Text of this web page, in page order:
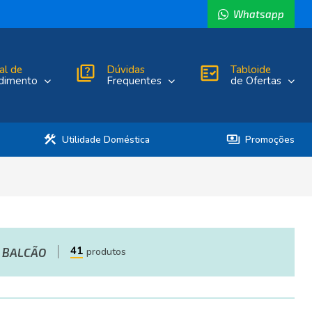
Whatsapp
de
quiz
Dúvidas
Frequentes
fact_check
Tabloide
de Ofertas
construction Utilidade Doméstica payments Promoções
BALCÃO 41 produtos